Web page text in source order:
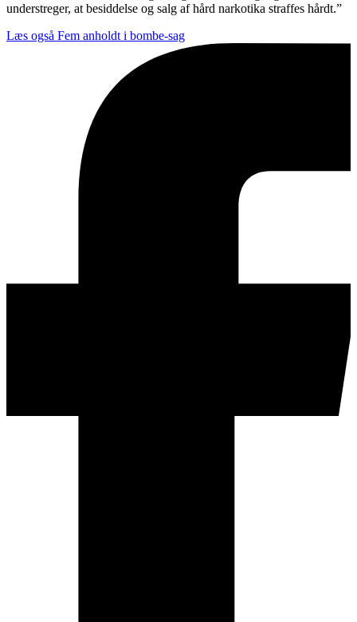
understreger, at besiddelse og salg af hård narkotika straffes hårdt.”
Læs også Fem anholdt i bombe-sag